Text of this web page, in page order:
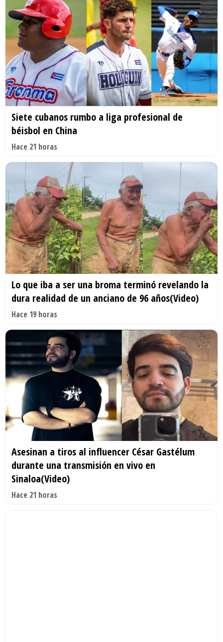
Siete cubanos rumbo a liga profesional de
béisbol en China
Hace 21 horas
Lo que iba a ser una broma terminó revelando la
dura realidad de un anciano de 96 años(Video)
Hace 19 horas
Asesinan a tiros al influencer César Gastélum
durante una transmisión en vivo en
Sinaloa(Video)
Hace 21 horas